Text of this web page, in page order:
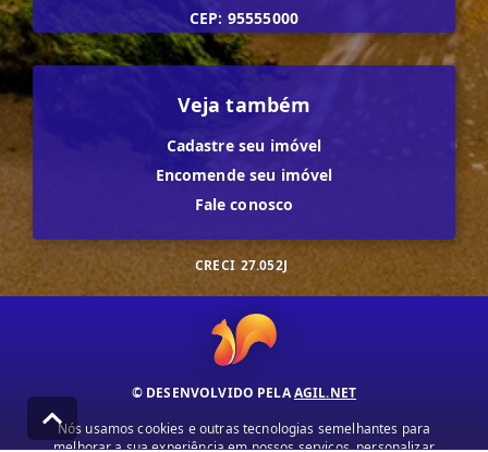
CEP: 95555000
Veja também
Cadastre seu imóvel
Encomende seu imóvel
Fale conosco
CRECI 27.052J
© DESENVOLVIDO PELAAGIL.NET
Nós usamos cookies e outras tecnologias semelhantes para
melhorar a sua experiência em nossos serviços, personalizar